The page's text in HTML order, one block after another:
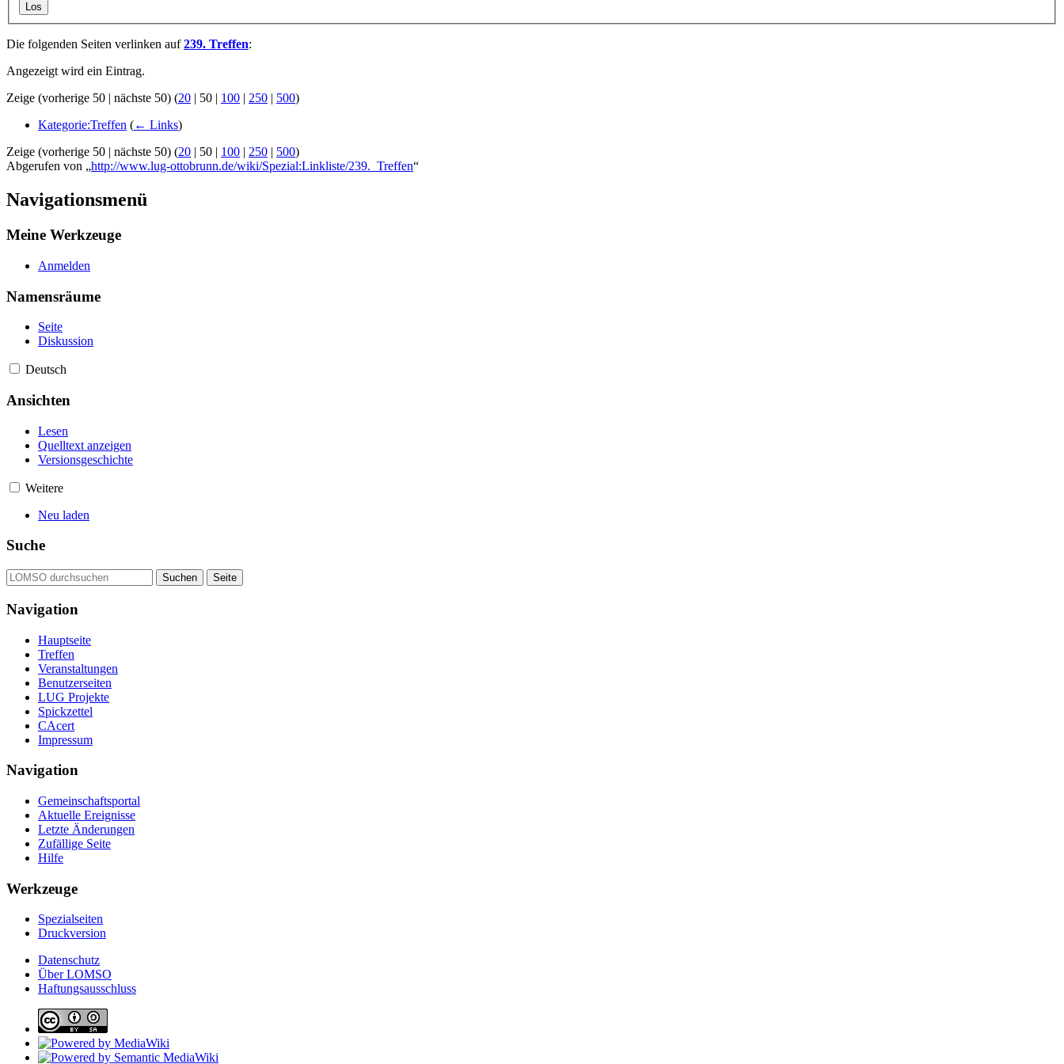
Los
Die folgenden Seiten verlinken auf239. Treffen:
Angezeigt wird ein Eintrag.
Zeige (vorherige 50 | nächste 50) (20 | 50 | 100 | 250 | 500)
Kategorie:Treffen (← Links)
Zeige (vorherige 50 | nächste 50) (20 | 50 | 100 | 250 | 500)
Abgerufen von „http://www.lug-ottobrunn.de/wiki/Spezial:Linkliste/239._Treffen“
Navigationsmenü
Meine Werkzeuge
Anmelden
Namensräume
Seite
Diskussion
Deutsch
Ansichten
Lesen
Quelltext anzeigen
Versionsgeschichte
Weitere
Neu laden
Suche
Navigation
Hauptseite
Treffen
Veranstaltungen
Benutzerseiten
LUG Projekte
Spickzettel
CAcert
Impressum
Navigation
Gemeinschafts­portal
Aktuelle Ereignisse
Letzte Änderungen
Zufällige Seite
Hilfe
Werkzeuge
Spezialseiten
Druckversion
Datenschutz
Über LOMSO
Haftungsausschluss